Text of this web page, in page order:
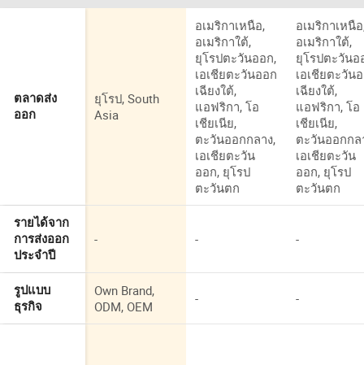
ตลาดส่ง
ออก
ยุโรป, South
Asia
อเมริกาเหนือ,
อเมริกาใต้,
ยุโรปตะวันออก,
เอเชียตะวันออก
เฉียงใต้,
แอฟริกา, โอ
เชียเนีย,
ตะวันออกกลาง,
เอเชียตะวัน
ออก, ยุโรป
ตะวันตก
อเมริกาเหนื
อเมริกาใต้,
ยุโรปตะวันอ
เอเชียตะวัน
เฉียงใต้,
แอฟริกา, โอ
เชียเนีย,
ตะวันออกกล
เอเชียตะวัน
ออก, ยุโรป
ตะวันตก
รายได้จาก
การส่งออก
ประจำปี
- - -
รูปแบบ
ธุรกิจ
Own Brand,
ODM, OEM
- -